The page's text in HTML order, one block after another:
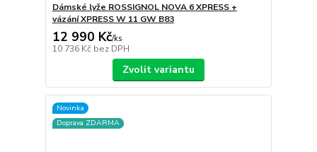
Dámské lyže ROSSIGNOL NOVA 6 XPRESS +
vázání XPRESS W 11 GW B83
12 990 Kč/ks
10 736 Kč bez DPH
Zvolit variantu
Novinka
Doprava ZDARMA